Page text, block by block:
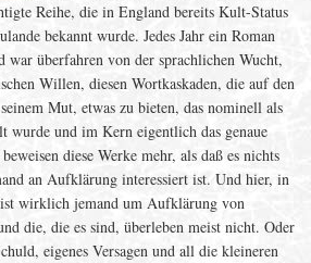
Reihe, die in England bereits Kult-Status
bekannt wurde. Jedes Jahr ein Roman
war überfahren von der sprachlichen Wucht,
Willen, diesen Wortkaskaden, die auf den
Mut, etwas zu bieten, das nominell als
wurde und im Kern eigentlich das genaue
diese Werke mehr, als daß es nichts
an Aufklärung interessiert ist. Und hier, in
wirklich jemand um Aufklärung von
die, die es sind, überleben meist nicht. Oder
eigenes Versagen und all die kleineren